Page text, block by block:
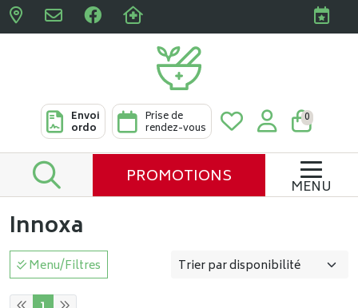
Pharmacies Clabots &
Envoi
ordo
Prise de
rendez-vous
0
PROMOTIONS MENU
Innoxa
Menu/Filtres